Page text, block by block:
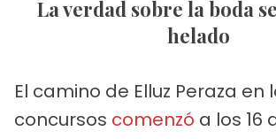
La verdad sobre la boda secreta y el
helado
El camino de Elluz Peraza en
concursos comenzó a los 16